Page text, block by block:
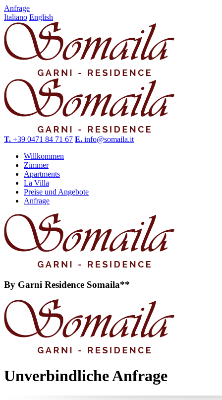
Anfrage
Italiano English
T. +39 0471 84 71 67 E. info@somaila.it
Willkommen
Zimmer
Apartments
La Villa
Preise und Angebote
Anfrage
By Garni Residence Somaila**
Unverbindliche Anfrage